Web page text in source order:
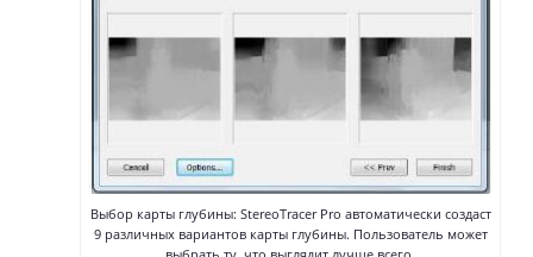
Выбор карты глубины: StereoTracer Pro автоматически создаст
9 различных вариантов карты глубины. Пользователь может